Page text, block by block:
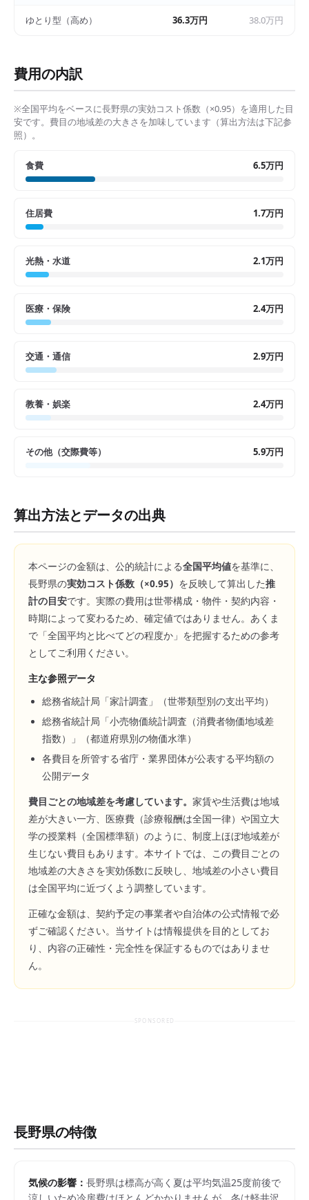
ゆとり型（高め） 36.3万円 38.0万円
費用の内訳
※全国平均をベースに長野県の実効コスト係数（×0.95）を適用した目
安です。費目の地域差の大きさを加味しています（算出方法は下記参
照）。
食費 6.5万円
住居費 1.7万円
光熱・水道 2.1万円
医療・保険 2.4万円
交通・通信 2.9万円
教養・娯楽 2.4万円
その他（交際費等） 5.9万円
算出方法とデータの出典
本ページの金額は、公的統計による全国平均値を基準に、
長野県の実効コスト係数（×0.95） を反映して算出した推
計の目安です。実際の費用は世帯構成・物件・契約内容・
時期によって変わるため、確定値ではありません。あくま
で「全国平均と比べてどの程度か」を把握するための参考
としてご利用ください。
主な参照データ
総務省統計局「家計調査」（世帯類型別の支出平均）
総務省統計局「小売物価統計調査（消費者物価地域差
指数）」（都道府県別の物価水準）
各費目を所管する省庁・業界団体が公表する平均額の
公開データ
費目ごとの地域差を考慮しています。 家賃や生活費は地域
差が大きい一方、医療費（診療報酬は全国一律）や国立大
学の授業料（全国標準額）のように、制度上ほぼ地域差が
生じない費目もあります。本サイトでは、この費目ごとの
地域差の大きさを実効係数に反映し、地域差の小さい費目
は全国平均に近づくよう調整しています。
正確な金額は、契約予定の事業者や自治体の公式情報で必
ずご確認ください。当サイトは情報提供を目的としてお
り、内容の正確性・完全性を保証するものではありませ
ん。
SPONSORED
長野県の特徴
気候の影響： 長野県は標高が高く夏は平均気温25度前後で